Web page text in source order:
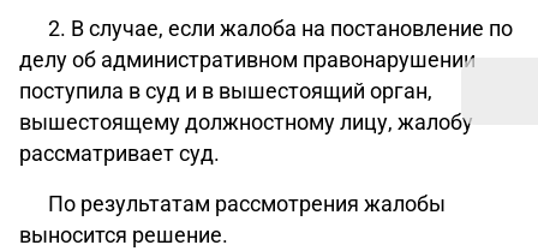
2. В случае, если жалоба на постановление по
делу об административном правонарушении
поступила в суд и в вышестоящий орган,
вышестоящему должностному лицу, жалобу
рассматривает суд.
По результатам рассмотрения жалобы
выносится решение.